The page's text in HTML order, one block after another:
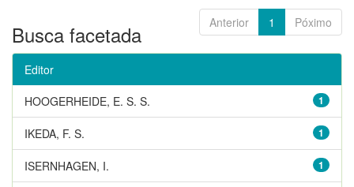
Anterior 1 Póximo
Busca facetada
Editor
1
HOOGERHEIDE, E. S. S.
1
IKEDA, F. S.
1
ISERNHAGEN, I.